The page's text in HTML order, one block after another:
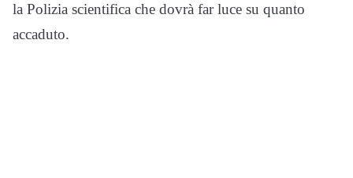
la Polizia scientifica che dovrà far luce su quanto
accaduto.